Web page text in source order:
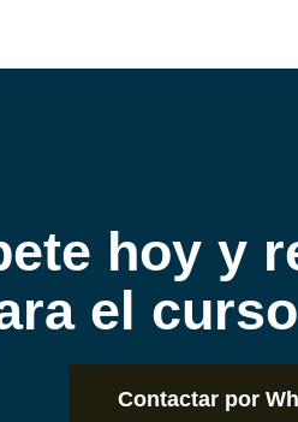
hoy y
el
Contactar por